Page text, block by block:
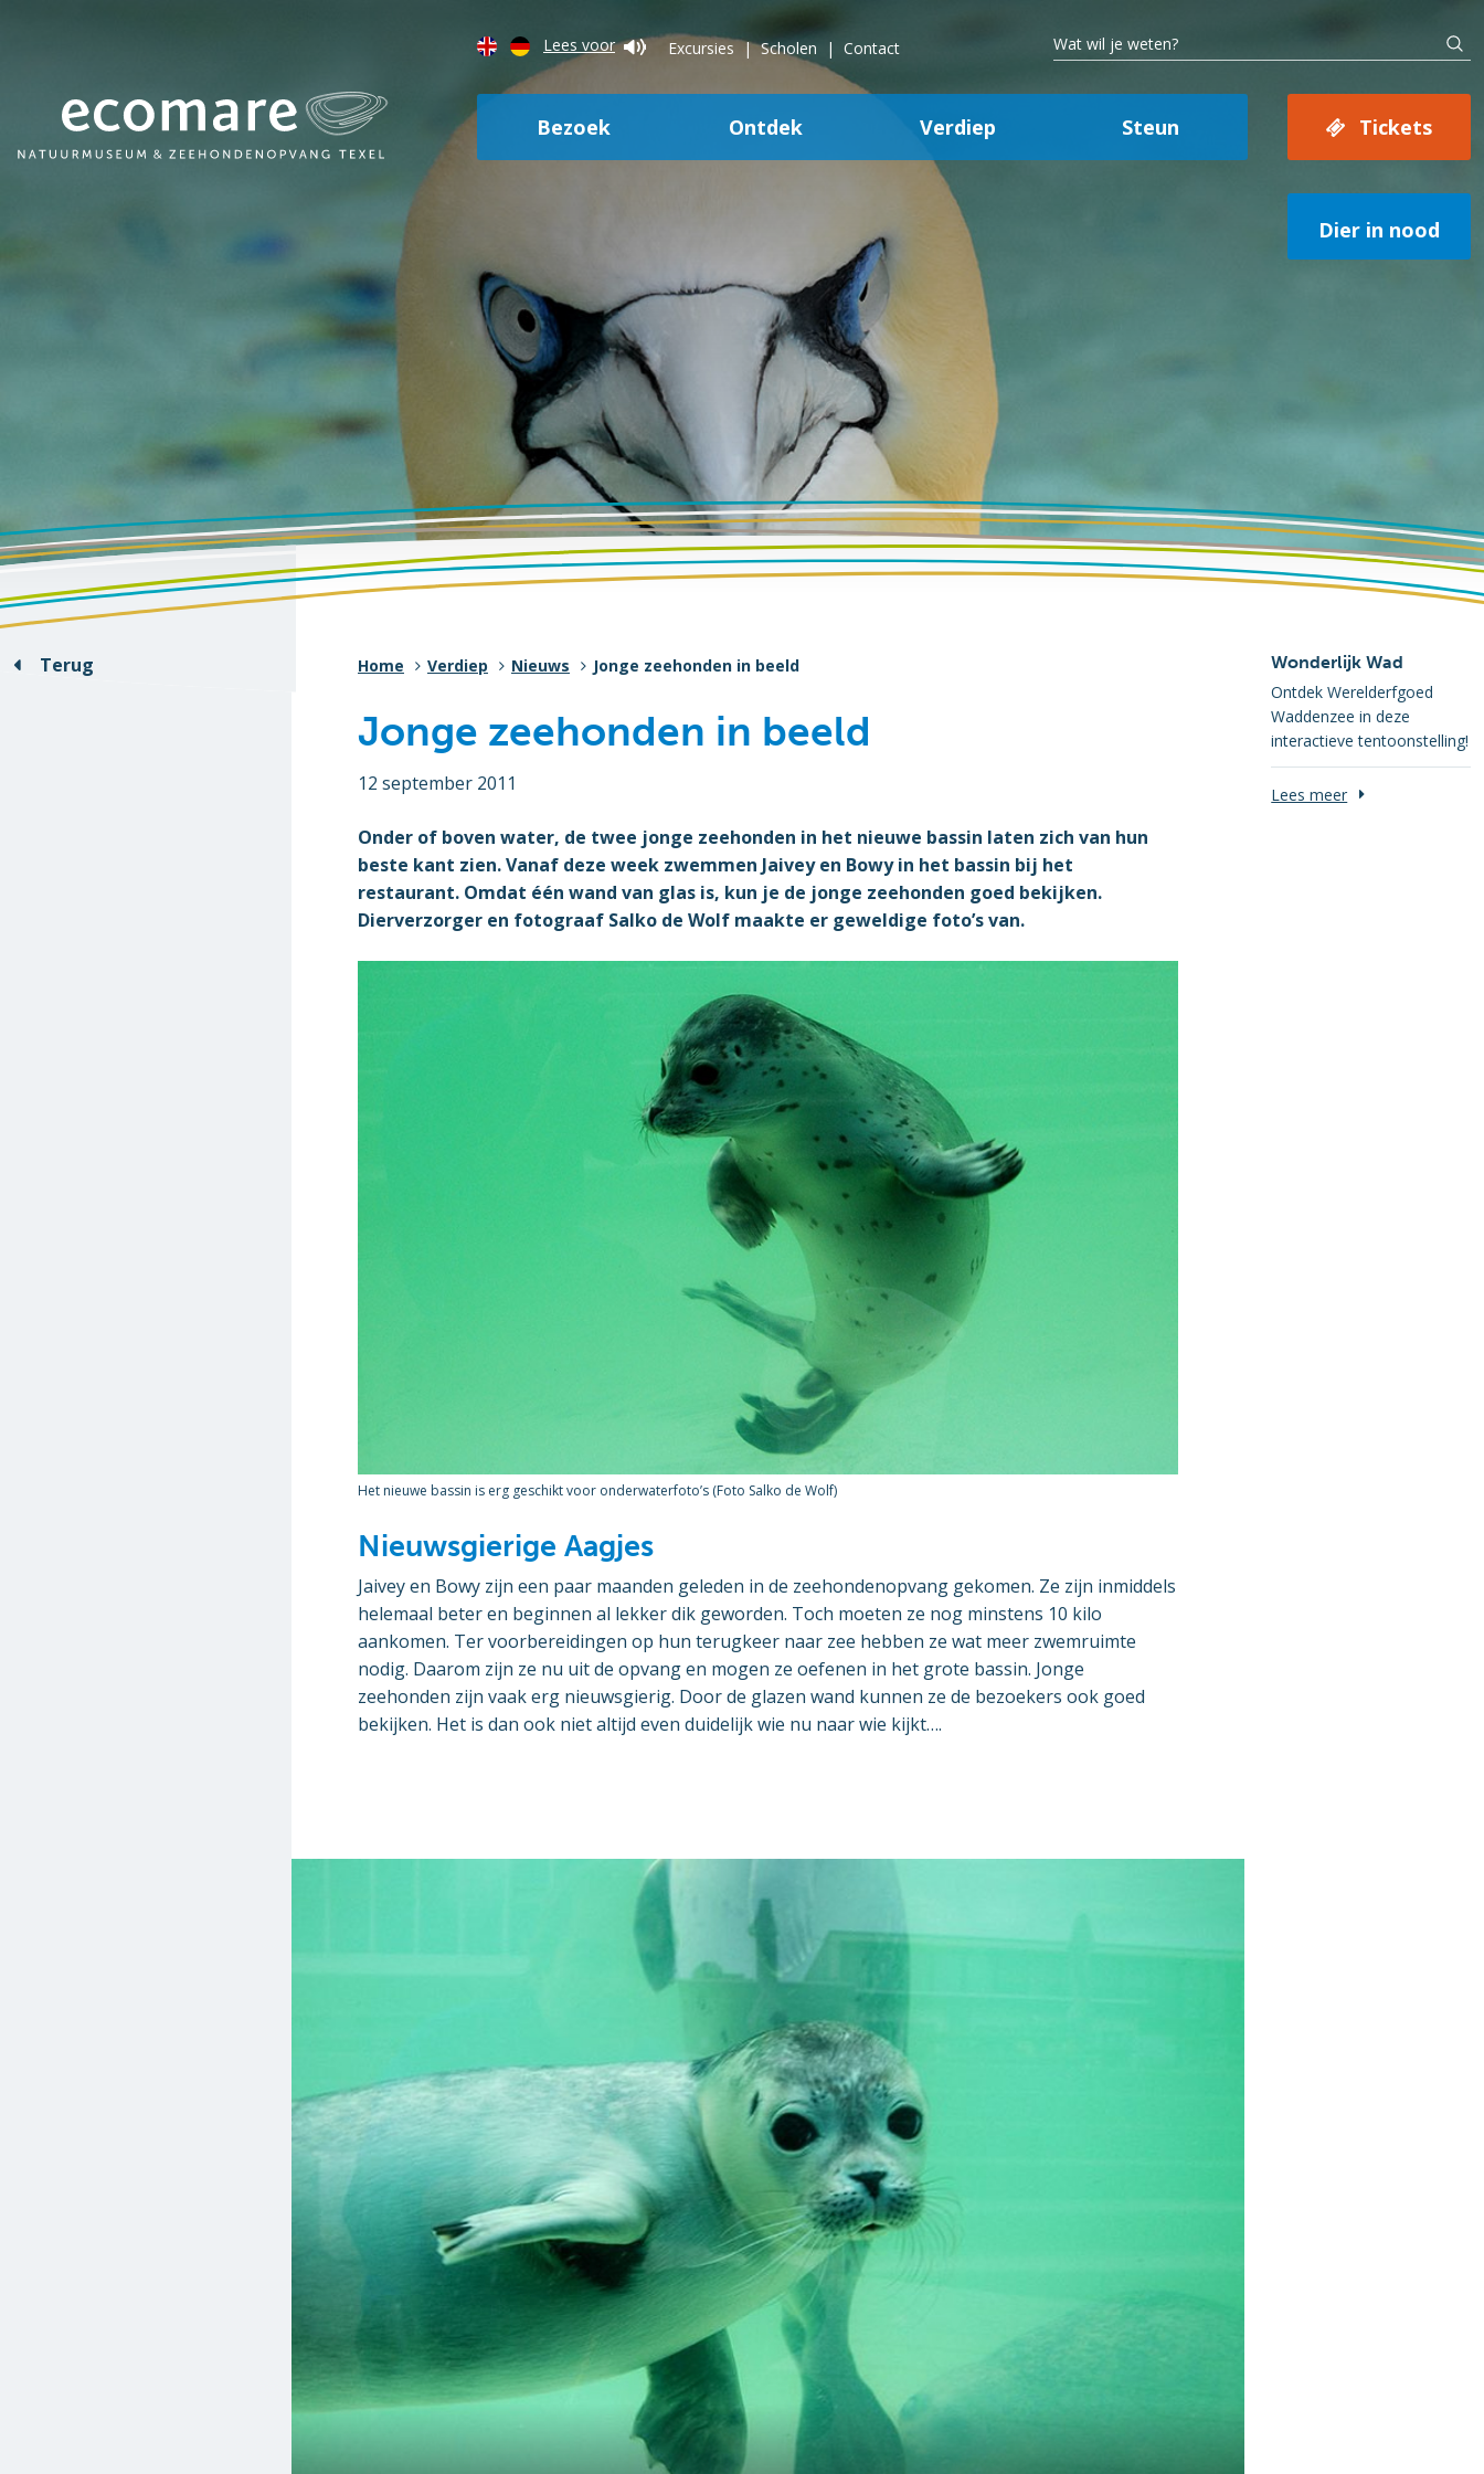
Lees voor Excursies Scholen Contact
Bezoek Ontdek Verdiep Steun Tickets
Dier in nood
Terug Home Verdiep Nieuws Jonge zeehonden in beeld
Jonge zeehonden in beeld
12 september 2011
Onder of boven water, de twee jonge zeehonden in het nieuwe bassin laten zich van hun
beste kant zien. Vanaf deze week zwemmen Jaivey en Bowy in het bassin bij het
restaurant. Omdat één wand van glas is, kun je de jonge zeehonden goed bekijken.
Dierverzorger en fotograaf Salko de Wolf maakte er geweldige foto’s van.
Het nieuwe bassin is erg geschikt voor onderwaterfoto’s (Foto Salko de Wolf)
Nieuwsgierige Aagjes
Jaivey en Bowy zijn een paar maanden geleden in de zeehondenopvang gekomen. Ze zijn inmiddels
helemaal beter en beginnen al lekker dik geworden. Toch moeten ze nog minstens 10 kilo
aankomen. Ter voorbereidingen op hun terugkeer naar zee hebben ze wat meer zwemruimte
nodig. Daarom zijn ze nu uit de opvang en mogen ze oefenen in het grote bassin. Jonge
zeehonden zijn vaak erg nieuwsgierig. Door de glazen wand kunnen ze de bezoekers ook goed
bekijken. Het is dan ook niet altijd even duidelijk wie nu naar wie kijkt….
Wonderlijk Wad
Ontdek Werelderfgoed
Waddenzee in deze
interactieve tentoonstelling!
Lees meer